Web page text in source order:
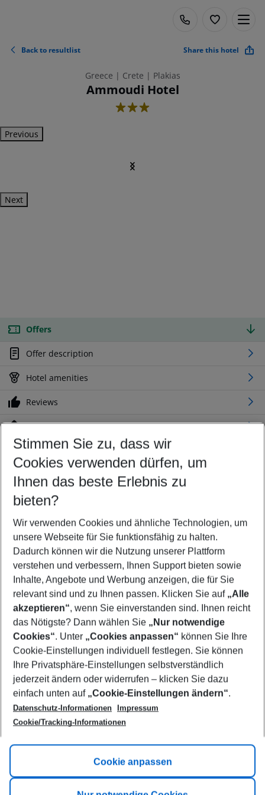
Back to resultlist Share this hotel
Greece | Crete | Plakias
Ammoudi Hotel
3
Previous
Next
Offers
Offer description
Hotel amenities
Reviews
Location
Customize your offer
Find the perfect deal which suits your best
Your departure airport
Any airport
Select your date range
11/08/26–09/08/27 5-8 nights
Who will travel
2 adults No children
Show more filter
Footer
Footer navigation
Title A
Link A
Stimmen Sie zu, dass wir
Cookies verwenden dürfen, um
Ihnen das beste Erlebnis zu
bieten?
Wir verwenden Cookies und ähnliche Technologien, um
unsere Webseite für Sie funktionsfähig zu halten.
Dadurch können wir die Nutzung unserer Plattform
verstehen und verbessern, Ihnen Support bieten sowie
Inhalte, Angebote und Werbung anzeigen, die für Sie
relevant sind und zu Ihnen passen. Klicken Sie auf „Alle
akzeptieren“, wenn Sie einverstanden sind. Ihnen reicht
das Nötigste? Dann wählen Sie „Nur notwendige
Cookies“. Unter „Cookies anpassen“ können Sie Ihre
Cookie-Einstellungen individuell festlegen. Sie können
Ihre Privatsphäre-Einstellungen selbstverständlich
jederzeit ändern oder widerrufen – klicken Sie dazu
einfach unten auf „Cookie-Einstellungen ändern“.
Datenschutz-Informationen
Impressum
Cookie/Tracking-Informationen
Cookie anpassen